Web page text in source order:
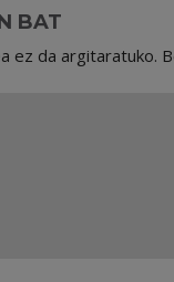
BAT
ez da argitaratuko.